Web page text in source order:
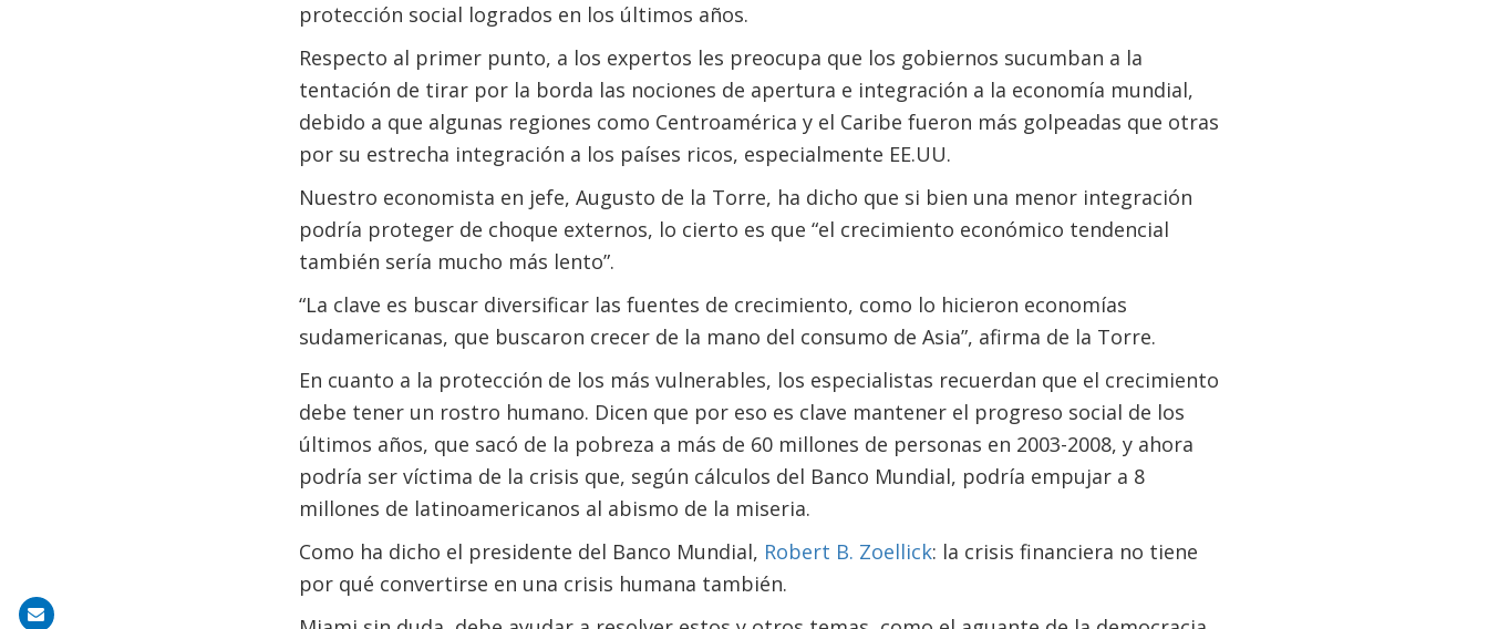
protección social logrados en los últimos años.
Respecto al primer punto, a los expertos les preocupa que los gobiernos sucumban a la
tentación de tirar por la borda las nociones de apertura e integración a la economía mundial,
debido a que algunas regiones como Centroamérica y el Caribe fueron más golpeadas que otras
por su estrecha integración a los países ricos, especialmente EE.UU.
Nuestro economista en jefe, Augusto de la Torre, ha dicho que si bien una menor integración
podría proteger de choque externos, lo cierto es que “el crecimiento económico tendencial
también sería mucho más lento”.
“La clave es buscar diversificar las fuentes de crecimiento, como lo hicieron economías
sudamericanas, que buscaron crecer de la mano del consumo de Asia”, afirma de la Torre.
En cuanto a la protección de los más vulnerables, los especialistas recuerdan que el crecimiento
debe tener un rostro humano. Dicen que por eso es clave mantener el progreso social de los
últimos años, que sacó de la pobreza a más de 60 millones de personas en 2003-2008, y ahora
podría ser víctima de la crisis que, según cálculos del Banco Mundial, podría empujar a 8
millones de latinoamericanos al abismo de la miseria.
Como ha dicho el presidente del Banco Mundial, Robert B. Zoellick: la crisis financiera no tiene
por qué convertirse en una crisis humana también.
Share